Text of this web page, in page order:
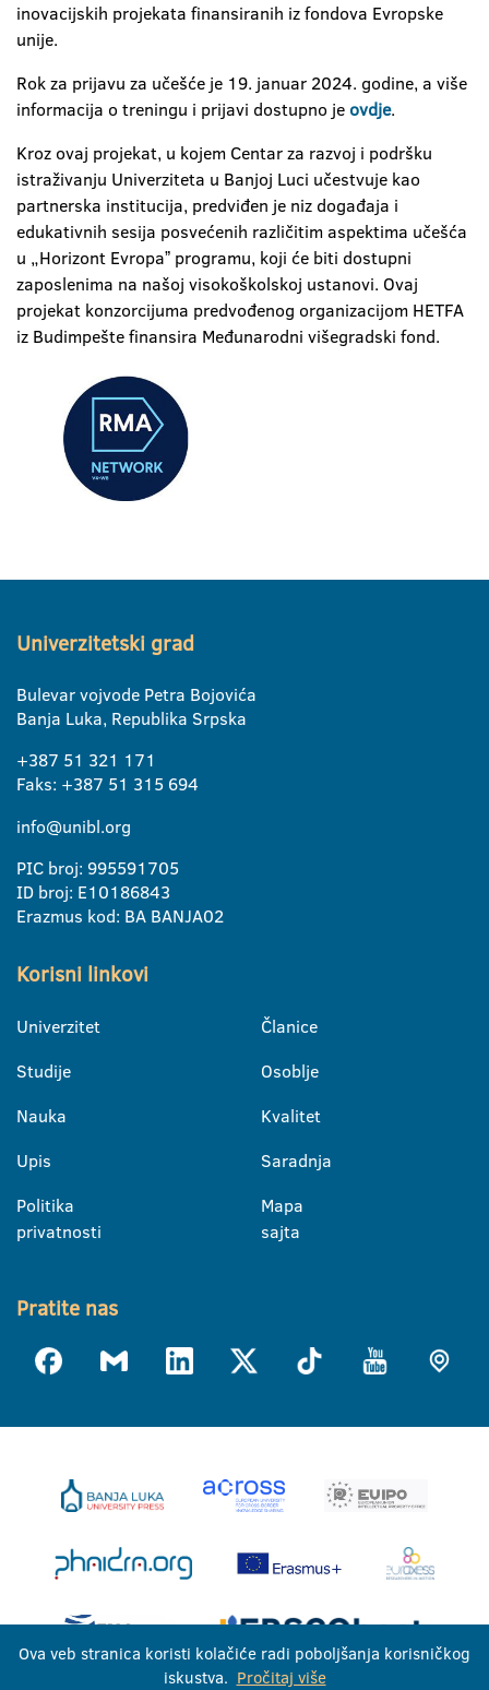
inovacijskih projekata finansiranih iz fondova Evropske
unije.
Rok za prijavu za učešće je 19. januar 2024. godine, a više
informacija o treningu i prijavi dostupno je ovdje.
Kroz ovaj projekat, u kojem Centar za razvoj i podršku
istraživanju Univerziteta u Banjoj Luci učestvuje kao
partnerska institucija, predviđen je niz događaja i
edukativnih sesija posvećenih različitim aspektima učešća
u „Horizont Evropaˮ programu, koji će biti dostupni
zaposlenima na našoj visokoškolskoj ustanovi. Ovaj
projekat konzorcijuma predvođenog organizacijom HETFA
iz Budimpešte finansira Međunarodni višegradski fond.
Univerzitetski grad
Bulevar vojvode Petra Bojovića
Banja Luka, Republika Srpska
+387 51 321 171
Faks: +387 51 315 694
info@unibl.org
PIC broj: 995591705
ID broj: E10186843
Erazmus kod: BA BANJA02
Korisni linkovi
Univerzitet
Studije
Nauka
Upis
Politika
privatnosti
Članice
Osoblje
Kvalitet
Saradnja
Mapa
sajta
Pratite nas
Ova veb stranica koristi kolačiće radi poboljšanja korisničkog
iskustva. Pročitaj više